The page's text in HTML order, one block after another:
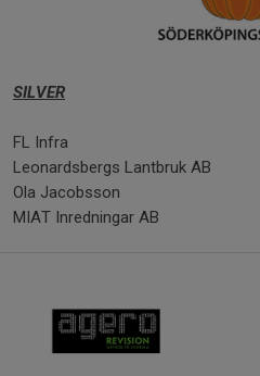
SILVER
FL Infra
Leonardsbergs Lantbruk AB
Ola Jacobsson
MIAT Inredningar AB